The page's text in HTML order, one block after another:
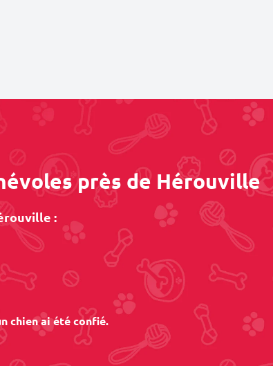
près de Hérouville
:
chien ai été confié.